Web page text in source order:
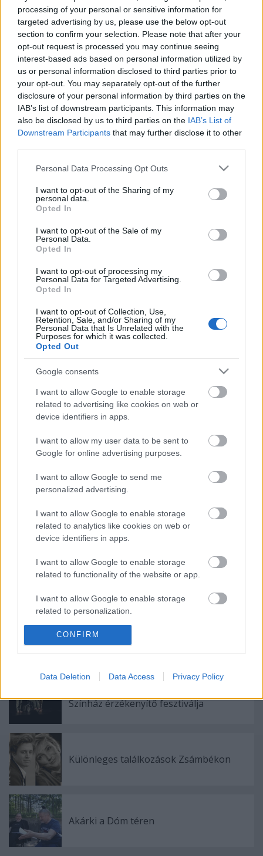
processing of your personal or sensitive information for
targeted advertising by us, please use the below opt-out
section to confirm your selection. Please note that after your
opt-out request is processed you may continue seeing
interest-based ads based on personal information utilized by
us or personal information disclosed to third parties prior to
your opt-out. You may separately opt-out of the further
disclosure of your personal information by third parties on the
IAB’s list of downstream participants. This information may
also be disclosed by us to third parties on the IAB’s List of
Downstream Participants that may further disclose it to other
Please note that this website/app uses one or more Google
not limited to your visit or usage behaviour. You may click to
grant or deny consent to Google and its third-party tags to
use your data for below specified purposes in below Google
consent section.
Personal Data Processing Opt Outs
I want to opt-out of the Sharing of my
personal data.
Opted In
I want to opt-out of the Sale of my
Personal Data.
Opted In
I want to opt-out of processing my
Personal Data for Targeted Advertising.
Opted In
I want to opt-out of Collection, Use,
Retention, Sale, and/or Sharing of my
Personal Data that Is Unrelated with the
Purposes for which it was collected.
Opted Out
Google consents
I want to allow Google to enable storage
related to advertising like cookies on web or
device identifiers in apps.
I want to allow my user data to be sent to
Google for online advertising purposes.
I want to allow Google to send me
personalized advertising.
I want to allow Google to enable storage
related to analytics like cookies on web or
device identifiers in apps.
I want to allow Google to enable storage
related to functionality of the website or app.
I want to allow Google to enable storage
related to personalization.
I want to allow Google to enable storage
related to security, including authentication
user protection.
CONFIRM
Data Deletion Data Access Privacy Policy
"Mindenképp lefordítják az ABBA dalait, mivel
szövegek érzelmi hullámokat indítanak el az
magyarul szólaljanak meg. Lesz majd felirat a
színpad fölött, természetesen, aki akarja, ott
olvashatja az eredeti dalszövegeket" - nyilatkozta
Szirtes Tamás.
A színház igazgatója azt is elárulta, hogy még
hosszú az út a bemutatóig, el kell készülnie egy
fordításnak, illetve a koreográfiáknak,
díszletterveknek, jelmezterveknek. Mikor májusban
elkezdik a próbákat, addigra fejben mindennek
készen kell állnia.
új bemutatóit. Ha felbukkan olyan nagy
jelentőségű mű, amelyik nálunk is érvényes
mondanivalóval bír, akkor elkövetek mindent, hogy a
Madách repertoárjára kerüljön" - fogalmazott az
igazgató a Metropolnak adott interjújában.
A Szegedi Szabadtéri Játékokon augusztus 15-én, 16-
án, 17-én, 19-én és 20-án láthatják a nézők a
Mamma Mia! musicalt, a Madách színházbeli
bemutató pedig szeptemberben lesz.
Ajánlott bejegyzések:
Színház érzékenyítő fesztiválja
Különleges találkozások Zsámbékon
Akárki a Dóm téren